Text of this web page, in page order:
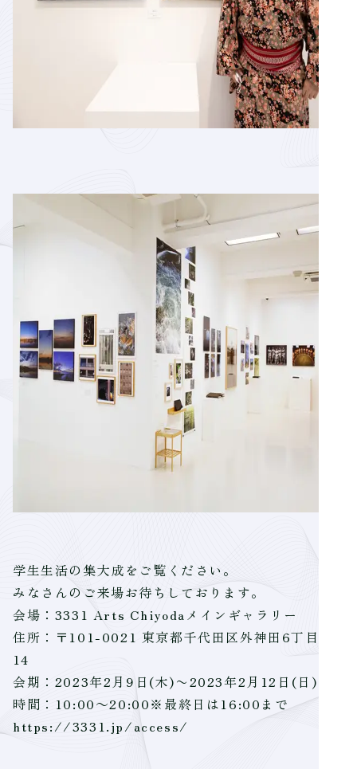
学生生活の集大成をご覧ください。
みなさんのご来場お待ちしております。
会場：3331 Arts Chiyodaメインギャラリー
住所：〒101-0021 東京都千代田区外神田6丁目11-
14
会期：2023年2月9日(木)〜2023年2月12日(日)
時間：10:00～20:00※最終日は16:00まで
https://3331.jp/access/